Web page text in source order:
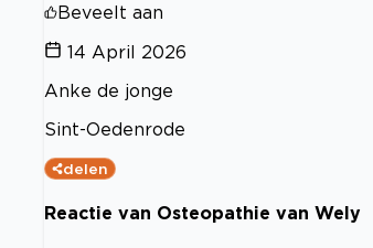
Beveelt aan
14 April 2026
Anke de jonge
Sint-Oedenrode
delen
Reactie van Osteopathie van Wely